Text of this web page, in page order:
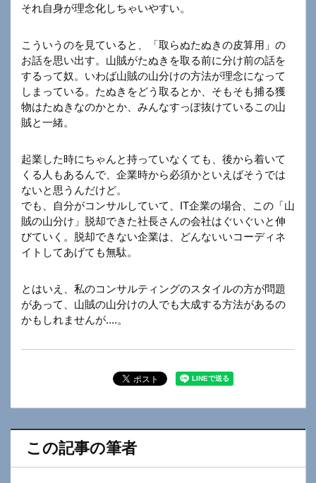
それ自身が理念化しちゃいやすい。
こういうのを見ていると、「取らぬたぬきの皮算用」の
お話を思い出す。山賊がたぬきを取る前に分け前の話を
するって奴。いわば山賊の山分けの方法が理念になって
しまっている。たぬきをどう取るとか、そもそも捕る獲
物はたぬきなのかとか、みんなすっぽ抜けているこの山
賊と一緒。
起業した時にちゃんと持っていなくても、後から着いて
くる人もあるんで、企業時から必須かといえばそうでは
ないと思うんだけど。
でも、自分がコンサルしていて、IT企業の場合、この「山
賊の山分け」脱却できた社長さんの会社はぐいぐいと伸
びていく。脱却できない企業は、どんないいコーディネ
イトしてあげても無駄。
とはいえ、私のコンサルティングのスタイルの方が問題
があって、山賊の山分けの人でも大成する方法があるの
かもしれませんが....。
この記事の筆者